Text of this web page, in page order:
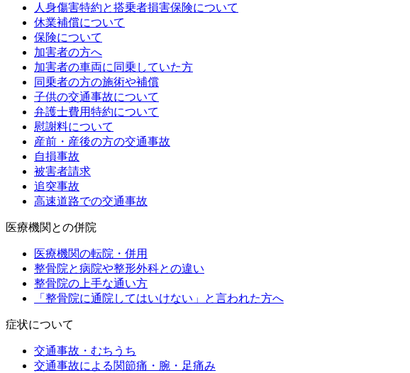
人身傷害特約と搭乗者損害保険について
休業補償について
保険について
加害者の方へ
加害者の車両に同乗していた方
同乗者の方の施術や補償
子供の交通事故について
弁護士費用特約について
慰謝料について
産前・産後の方の交通事故
自損事故
被害者請求
追突事故
高速道路での交通事故
医療機関との併院
医療機関の転院・併用
整骨院と病院や整形外科との違い
整骨院の上手な通い方
「整骨院に通院してはいけない」と言われた方へ
症状について
交通事故・むちうち
交通事故による関節痛・腕・足痛み